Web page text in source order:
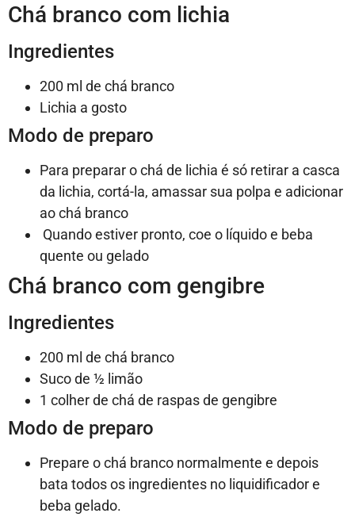
Chá branco com lichia
Ingredientes
200 ml de chá branco
Lichia a gosto
Modo de preparo
Para preparar o chá de lichia é só retirar a casca
da lichia, cortá-la, amassar sua polpa e adicionar
ao chá branco
Quando estiver pronto, coe o líquido e beba
quente ou gelado
Chá branco com gengibre
Ingredientes
200 ml de chá branco
Suco de ½ limão
1 colher de chá de raspas de gengibre
Modo de preparo
Prepare o chá branco normalmente e depois
bata todos os ingredientes no liquidificador e
beba gelado.